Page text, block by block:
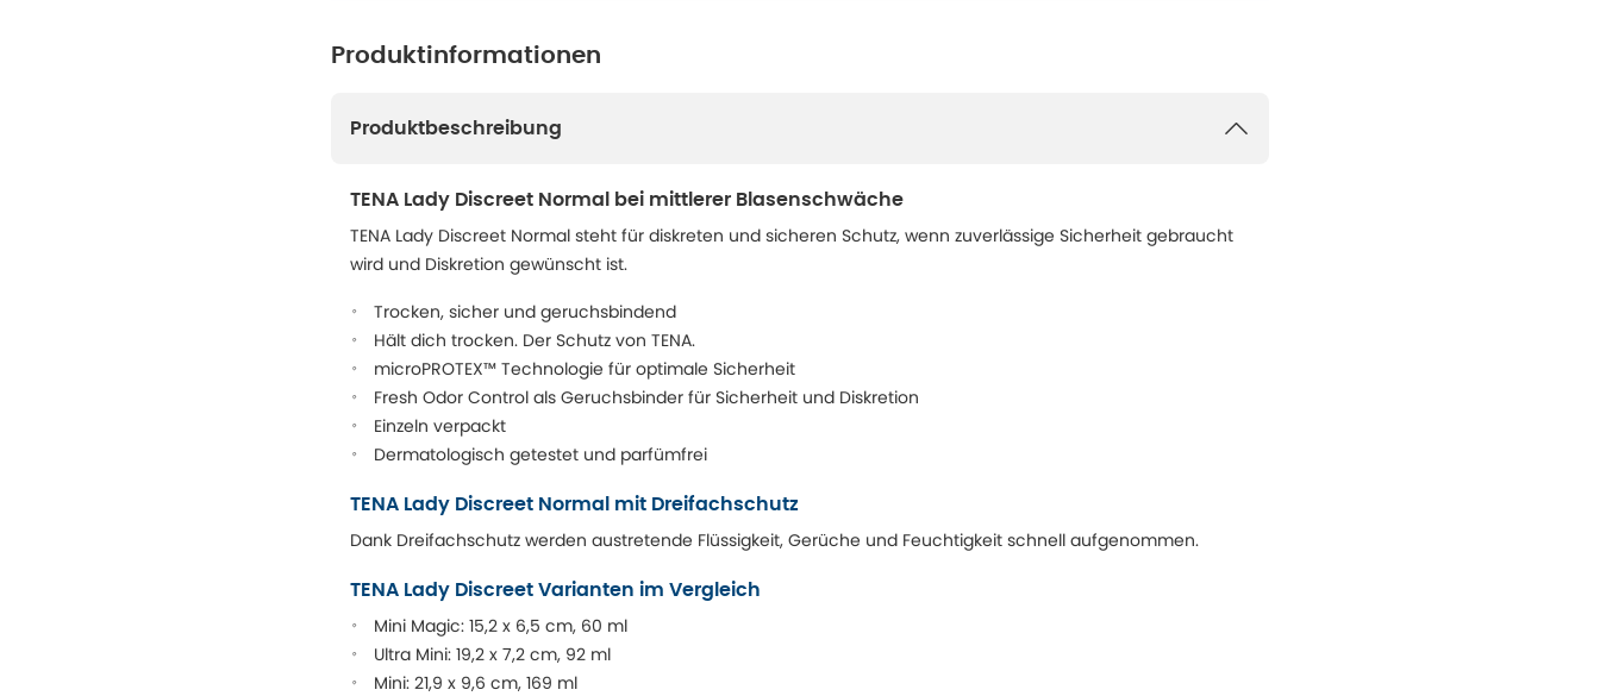
Produktinformationen
Produktbeschreibung
TENA Lady Discreet Normal bei mittlerer Blasenschwäche
TENA Lady Discreet Normal steht für diskreten und sicheren Schutz, wenn zuverlässige Sicherheit gebraucht
wird und Diskretion gewünscht ist.
Trocken, sicher und geruchsbindend
Hält dich trocken. Der Schutz von TENA.
microPROTEX™ Technologie für optimale Sicherheit
Fresh Odor Control als Geruchsbinder für Sicherheit und Diskretion
Einzeln verpackt
Dermatologisch getestet und parfümfrei
TENA Lady Discreet Normal mit Dreifachschutz
Dank Dreifachschutz werden austretende Flüssigkeit, Gerüche und Feuchtigkeit schnell aufgenommen.
TENA Lady Discreet Varianten im Vergleich
Mini Magic: 15,2 x 6,5 cm, 60 ml
Ultra Mini: 19,2 x 7,2 cm, 92 ml
Mini: 21,9 x 9,6 cm, 169 ml